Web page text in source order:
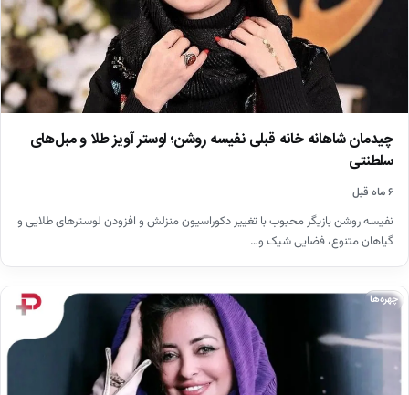
چیدمان شاهانه خانه قبلی نفیسه روشن؛ لوستر آویز طلا و مبل‌های
سلطنتی
۶ ماه قبل
نفیسه روشن بازیگر محبوب با تغییر دکوراسیون منزلش و افزودن لوسترهای طلایی و
گیاهان متنوع، فضایی شیک و…
چهره‌ها